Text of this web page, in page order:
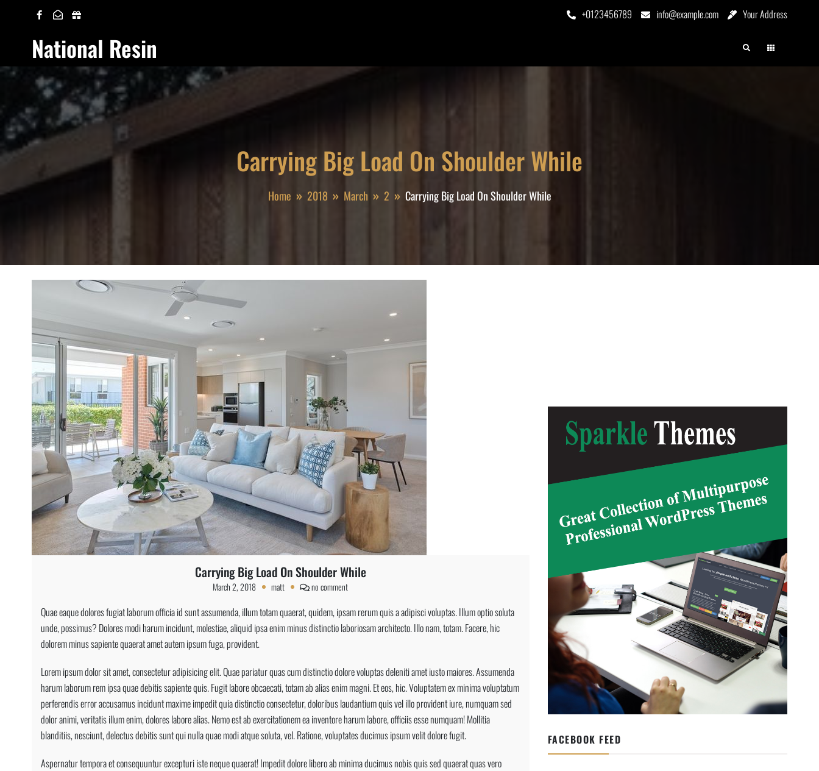
+0123456789 info@example.com Your Address
National Resin
Carrying Big Load On Shoulder While
Home 2018 March 2 Carrying Big Load On Shoulder While
Carrying Big Load On Shoulder While
March 2, 2018 matt no commenton
Big
Load
Shoulder
Quae eaque dolores fugiat laborum officia id sunt assumenda, illum totam quaerat, quidem, ipsam rerum quis a adipisci voluptas. Illum optio soluta
unde, possimus? Dolores modi harum incidunt, molestiae, aliquid ipsa enim minus distinctio laboriosam architecto. Illo nam, totam. Facere, hic
dolorem minus sapiente quaerat amet autem ipsum fuga, provident.
Lorem ipsum dolor sit amet, consectetur adipisicing elit. Quae pariatur quas cum distinctio dolore voluptas deleniti amet iusto maiores. Assumenda
harum laborum rem ipsa quae debitis sapiente quis. Fugit labore obcaecati, totam ab alias enim magni. Et eos, hic. Voluptatem ex minima voluptatum
perferendis error accusamus incidunt maxime impedit quia distinctio consectetur, doloribus laudantium quis vel illo provident iure, numquam sed
dolor animi, veritatis illum enim, dolores labore alias. Nemo est ab exercitationem ea inventore harum labore, officiis esse numquam! Mollitia
blanditiis, nesciunt, delectus debitis sunt qui nulla quae modi atque soluta, vel. Ratione, voluptates ducimus ipsum velit dolore fugit.
Aspernatur tempora et consequuntur excepturi iste neque quaerat! Impedit dolore libero ab minima ducimus nobis quis sed quaerat quas vero
FACEBOOK FEED